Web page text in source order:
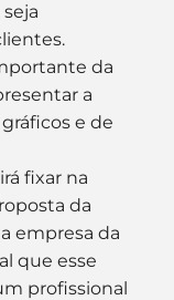
da
a
e de
fixar na
da
empresa da
que esse
profissional